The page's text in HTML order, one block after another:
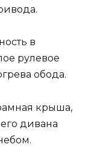
в
рулевое
обода.
крыша,
дивана